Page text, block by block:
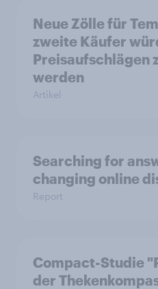
Neue Zölle für
zweite Käufer
Preisaufschlägen zurückhaltender
werden
Artikel
Searching for
changing online
Report
Compact-Studie
der